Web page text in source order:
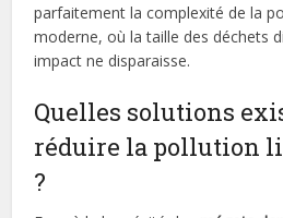
parfaitement la complexité de la
moderne, où la taille des déchets
impact ne disparaisse.
Quelles solutions
réduire la pollution
?